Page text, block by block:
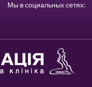
Мы в социальных сетях: